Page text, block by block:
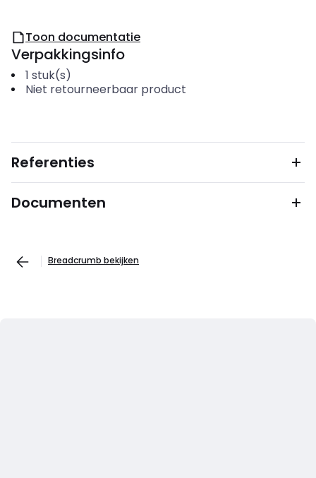
Toon documentatie
Verpakkingsinfo
1 stuk(s)
Niet retourneerbaar product
Referenties
Documenten
Breadcrumb bekijken